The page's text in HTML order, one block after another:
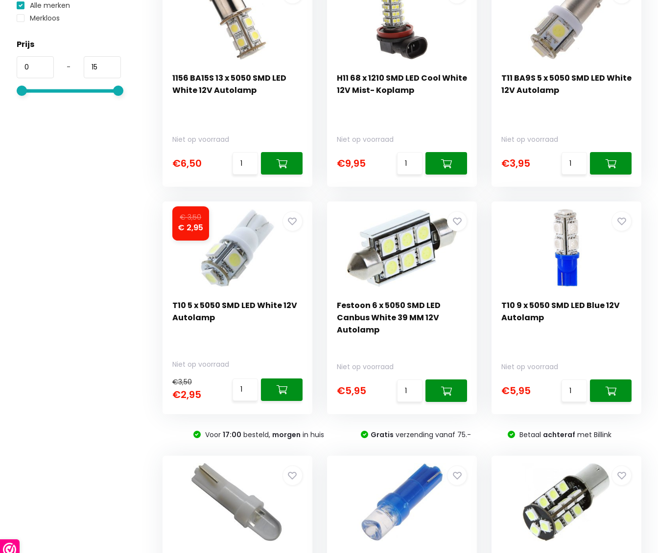
Alle merken
Merkloos
Prijs
-
1156 BA15S 13 x 5050 SMD LED
White 12V Autolamp
Niet op voorraad
€6,50
H11 68 x 1210 SMD LED Cool White
12V Mist- Koplamp
Niet op voorraad
€9,95
T11 BA9S 5 x 5050 SMD LED White
12V Autolamp
Niet op voorraad
€3,95
€ 3,50
€ 2,95
T10 5 x 5050 SMD LED White 12V
Autolamp
Niet op voorraad
€3,50
€2,95
Festoon 6 x 5050 SMD LED
Canbus White 39 MM 12V
Autolamp
Niet op voorraad
€5,95
T10 9 x 5050 SMD LED Blue 12V
Autolamp
Niet op voorraad
€5,95
Voor 17:00 besteld, morgen in huis Gratis verzending vanaf 75.- Betaal achteraf met Billink